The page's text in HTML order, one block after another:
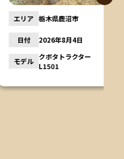
エリア 栃木県鹿沼市
2026年8月4日
モデル クボタトラクター
L1501